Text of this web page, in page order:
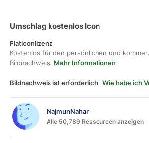
Umschlag kostenlos Icon
Flaticonlizenz
Kostenlos für den persönlichen und
Bildnachweis. Mehr Informationen
Bildnachweis ist erforderlich. Wie habe ich
NajmunNahar
Alle 50,789 Ressourcen anzeigen